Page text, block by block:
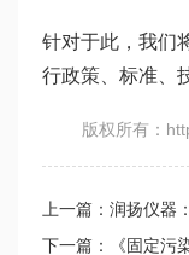
针对于此，我们
行政策、标准、
版权所有：
上一篇：润扬仪器
下一篇：《固定污